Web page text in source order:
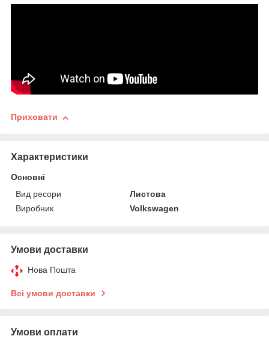
Приховати
Характеристики
Основні
Вид ресори
Листова
Виробник
Volkswagen
Умови доставки
Нова Пошта
Всі умови доставки
Умови оплати